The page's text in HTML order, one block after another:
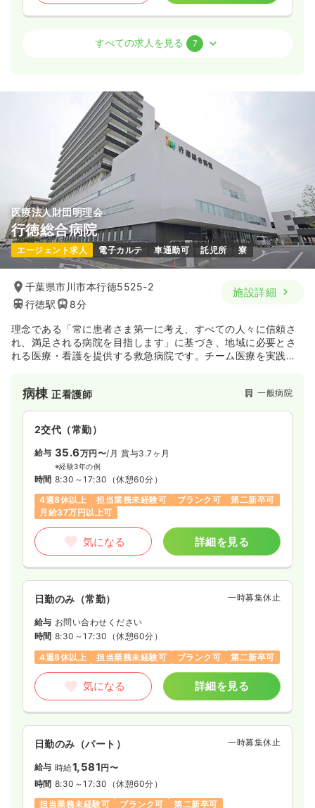
年間休日122日 4週8休以上
オンコールあり
日勤のみ（パート）
時給1,600円〜
8:30～17:30 （休憩60分）
日祝休み
オンコールあり
担当業務未経験可
時給1,600円以上可
気になる 詳細を見る
検診・健診正看護師 一般病院
日勤のみ（パート） 一時募集休止
給与 時給1,400〜1,600円
日祝休み
ブランク可
内視鏡正看護師
日勤のみ（パート） 一時募集休止
給与 時給1,600円
時間
8:30～17:30
気になる 詳細を見る
年間休日120日
4週8休以上
第二新卒可
気になる
正看護師
日勤のみ（常勤） 一時募集休止
給与 24.4 万円〜/月
※経験6年の例
時間 7:00～18:00
年間休日120日
4週8休以上 ブランク可
第二新卒可
月給25万円以上可
気になる 詳細を見る
検診・健診正看護師 一般病院
給与 22.8万円
年間休日120日
ブランク可
第二新卒可 月給24万円以上可
気になる
検診・健診保健師 一般病院
※一例
日祝休み
年間休日120日
4週8休以上
気になる 詳細を見る
その他認定看護師 一般病院
日勤のみ（常勤）
給与 24.1万円〜/月 賞与3.4ヶ月
※経験7年の例
オペ室(手術室)正看護師
/月 賞与4.45ヶ月
※経験3年の例
8:30～17:15
4週8休以上
オンコールあり
ブランク可
月給40万円以上可
気になる 詳細を見る
内視鏡正・准看護師 一般病院
日勤のみ（常勤）
給与 28.3万円 /月 賞与4.45ヶ月
※経験3年の例
日祝休み
4週8休以上
オンコールあり
担当業務未経験可
ブランク可 月給30万円以上可
ICU系 正看護師
2交代（常勤）
※経験4年の例
時間 8:30～17:15
4週8休以上
月給40万円以上可
気になる 詳細を見る
夜勤のみ（常勤）
※経験6年の例
時間 16:30～9:00
4週8休以上
月給40万円以上可
気になる 詳細を見る
救急外来正看護師
すべての求人を見る 7
医療法人財団明理会
行徳総合病院
エージェント求人 電子カルテ 車通勤可 託児所 寮
千葉県市川市本行徳5525-2
行徳駅
8分
施設詳細
理念である「常に患者さま第一に考え、すべての人々に信頼さ
れ、満足される病院を目指します」に基づき、地域に必要とさ
れる医療・看護を提供する救急病院です。チーム医療を実践す
病棟正看護師 一般病院
2交代（常勤）
給与 35.6万円〜/月 賞与3.7ヶ月
※経験3年の例
時間 8:30～17:30 （休憩60分）
4週8休以上
担当業務未経験可 ブランク可
第二新卒可
月給37万円以上可
気になる 詳細を見る
日勤のみ（常勤） 一時募集休止
給与 お問い合わせください
時間 8:30～17:30 （休憩60分）
4週8休以上
担当業務未経験可 ブランク可 第二新卒可
気になる 詳細を見る
日勤のみ（パート） 一時募集休止
給与 時給1,581円〜
時間 8:30～17:30 （休憩60分）
担当業務未経験可
ブランク可
第二新卒可